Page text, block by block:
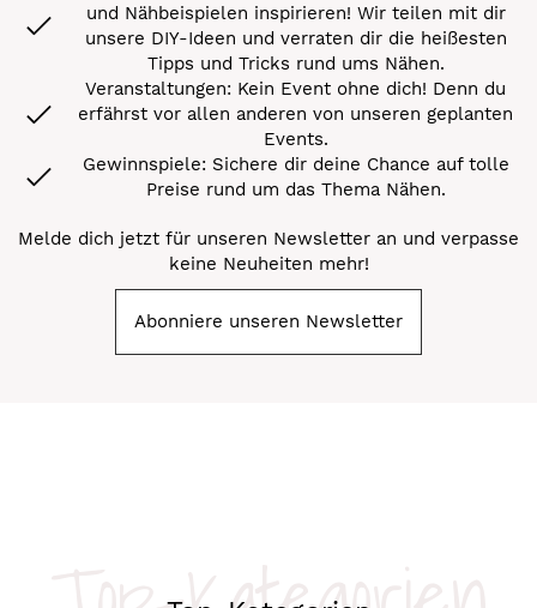
und Nähbeispielen inspirieren! Wir teilen mit dir
unsere DIY-Ideen und verraten dir die heißesten
Tipps und Tricks rund ums Nähen.
Veranstaltungen: Kein Event ohne dich! Denn du
erfährst vor allen anderen von unseren geplanten
Events.
Gewinnspiele: Sichere dir deine Chance auf tolle
Preise rund um das Thema Nähen.
Melde dich jetzt für unseren Newsletter an und verpasse
keine Neuheiten mehr!
Abonniere unseren Newsletter